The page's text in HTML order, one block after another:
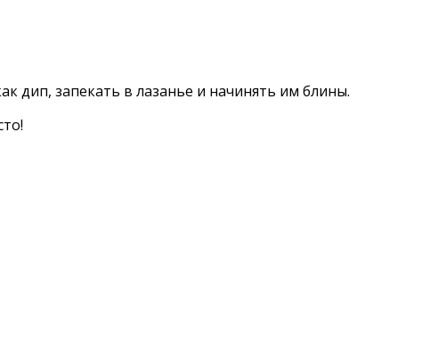
дип, запекать в лазанье и начинять им блины.